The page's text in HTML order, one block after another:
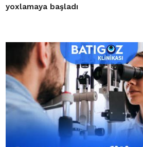
yoxlamaya başladı